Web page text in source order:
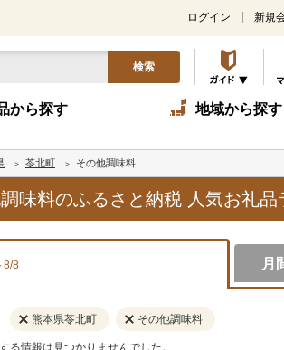
ログイン 新規
検索
から探す 地域から探す
苓北町 その他調味料
味料のふるさと納税 人気お礼品
8/8 月
熊本県苓北町 その他調味料
る情報は見つかりませんでした。